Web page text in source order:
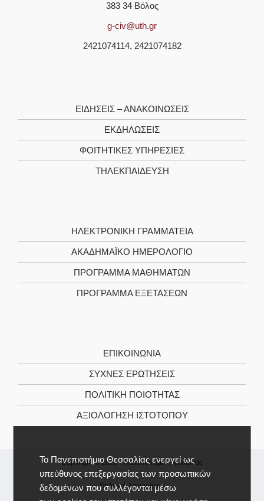
Το Πανεπιστήμιο Θεσσαλίας ενεργεί ως
υπεύθυνος επεξεργασίας των προσωπικών
δεδομένων που συλλέγονται μέσω
383 34 Βόλος
g-civ@uth.gr
2421074114, 2421074182
ΕΙΔΗΣΕΙΣ – ΑΝΑΚΟΙΝΩΣΕΙΣ
ΕΚΔΗΛΩΣΕΙΣ
ΦΟΙΤΗΤΙΚΈΣ ΥΠΗΡΕΣΊΕΣ
ΤΗΛΕΚΠΑΊΔΕΥΣΗ
ΗΛΕΚΤΡΟΝΙΚΉ ΓΡΑΜΜΑΤΕΊΑ
ΑΚΑΔΗΜΑΪΚΌ ΗΜΕΡΟΛΌΓΙΟ
ΠΡΌΓΡΑΜΜΑ ΜΑΘΗΜΆΤΩΝ
ΠΡΌΓΡΑΜΜΑ ΕΞΕΤΆΣΕΩΝ
ΕΠΙΚΟΙΝΩΝΊΑ
ΣΥΧΝΕΣ ΕΡΩΤΗΣΕΙΣ
ΠΟΛΙΤΙΚΉ ΠΟΙΌΤΗΤΑΣ
ΑΞΙΟΛΌΓΗΣΗ ΙΣΤΌΤΟΠΟΥ
Copyright © 2026 -Πανεπιστήμιο Θεσσαλίας
Πολιτική Απορρήτου